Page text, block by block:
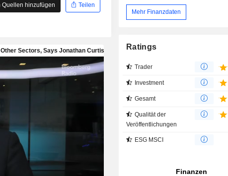
Quellen hinzufügen Teilen
Mehr Finanzdaten
Ratings
Trader
Investment
Gesamt
Qualität der
Veröffentlichungen
ESG MSCI